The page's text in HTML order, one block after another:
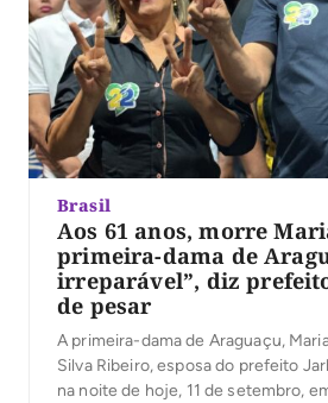
Brasil
Aos 61 anos, morre
primeira-dama de
irreparável”, diz
de pesar
A primeira-dama de Araguaçu,
Silva Ribeiro, esposa do prefeito
na noite de hoje, 11 de setembro,